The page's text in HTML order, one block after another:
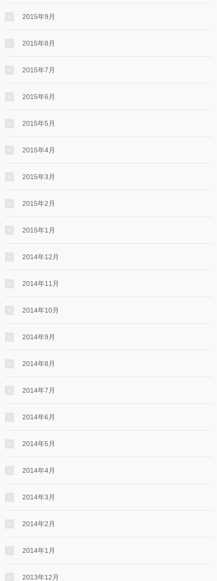
2015年9月
2015年8月
2015年7月
2015年6月
2015年5月
2015年4月
2015年3月
2015年2月
2015年1月
2014年12月
2014年11月
2014年10月
2014年9月
2014年8月
2014年7月
2014年6月
2014年5月
2014年4月
2014年3月
2014年2月
2014年1月
2013年12月